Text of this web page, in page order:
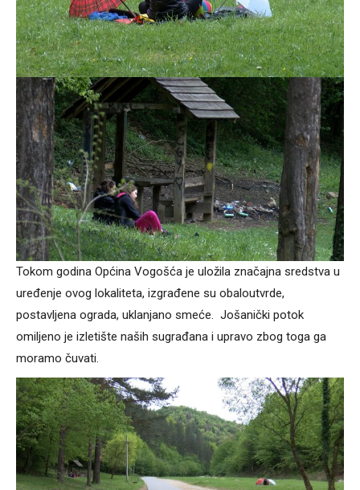
Tokom godina Općina Vogošća je uložila značajna sredstva u
uređenje ovog lokaliteta, izgrađene su obaloutvrde,
postavljena ograda, uklanjano smeće. Jošanički potok
omiljeno je izletište naših sugrađana i upravo zbog toga ga
moramo čuvati.